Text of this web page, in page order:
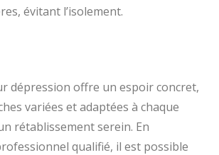
évitant l’isolement.
dépression offre un espoir concret,
variées et adaptées à chaque
rétablissement serein. En
qualifié, il est possible